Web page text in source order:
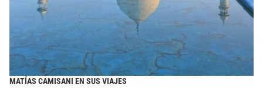
MATÍAS CAMISANI EN SUS VIAJES